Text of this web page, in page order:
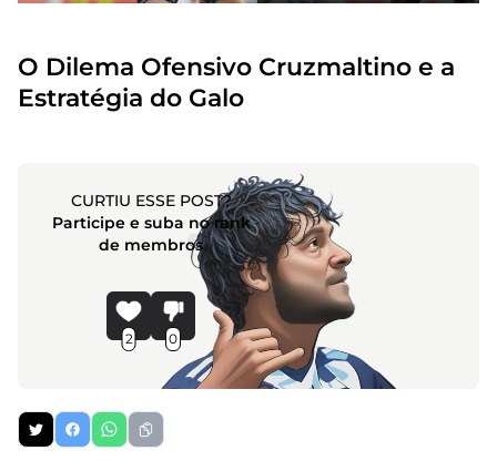
O Dilema Ofensivo Cruzmaltino e a
Estratégia do Galo
CURTIU ESSE POST?
Participe e suba no rank
de membros
2 0